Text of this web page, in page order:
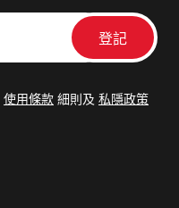
使用條款 細則及 私隱政策